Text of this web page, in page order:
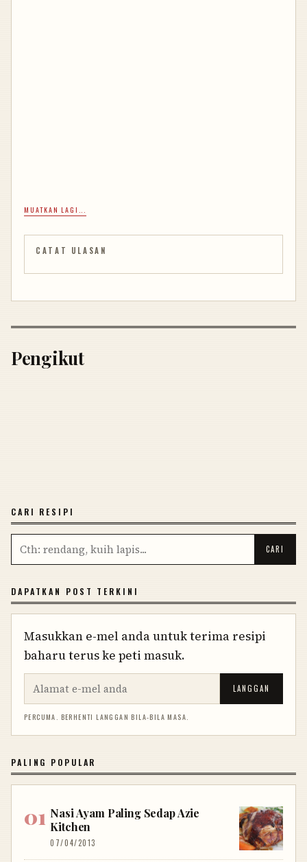
MUATKAN LAGI...
CATAT ULASAN
Pengikut
CARI RESIPI
DAPATKAN POST TERKINI
Masukkan e-mel anda untuk terima resipi
baharu terus ke peti masuk.
LANGGAN
PERCUMA. BERHENTI LANGGAN BILA-BILA MASA.
PALING POPULAR
Nasi Ayam Paling Sedap Azie
Kitchen
07/04/2013